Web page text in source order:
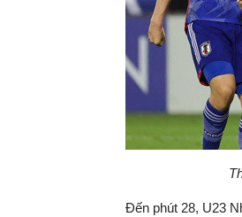
Đến phút 28, U23